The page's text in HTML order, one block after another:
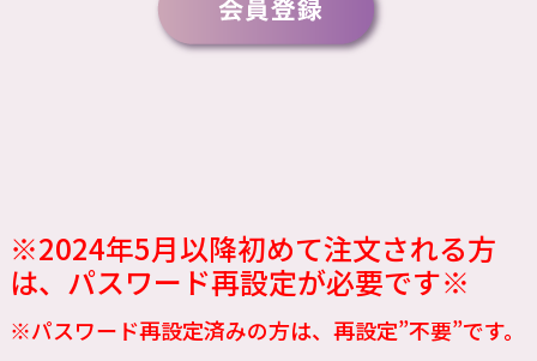
※2024年5月以降初めて注文される方
は、パスワード再設定が必要です※
※パスワード再設定済みの方は、再設定”不要”です。